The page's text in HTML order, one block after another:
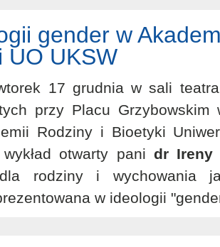
gender w
UO UKSW
17 grudnia w sali
przy Placu Grzybowskim
Rodziny i Bioetyki
otwarty pani dr Ireny
rodziny i wychowania
w ideologii